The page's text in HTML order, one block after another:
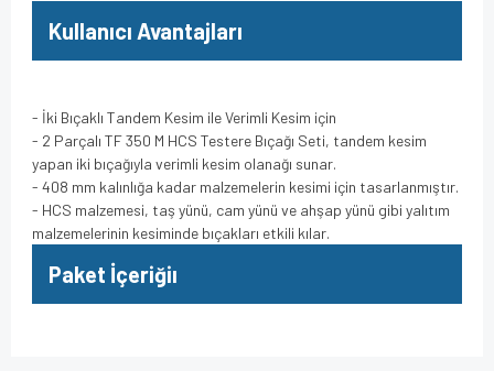
Kullanıcı Avantajları
- İki Bıçaklı Tandem Kesim ile Verimli Kesim için
- 2 Parçalı TF 350 M HCS Testere Bıçağı Seti, tandem kesim
yapan iki bıçağıyla verimli kesim olanağı sunar.
- 408 mm kalınlığa kadar malzemelerin kesimi için tasarlanmıştır.
- HCS malzemesi, taş yünü, cam yünü ve ahşap yünü gibi yalıtım
malzemelerinin kesiminde bıçakları etkili kılar.
Paket İçeriğiı